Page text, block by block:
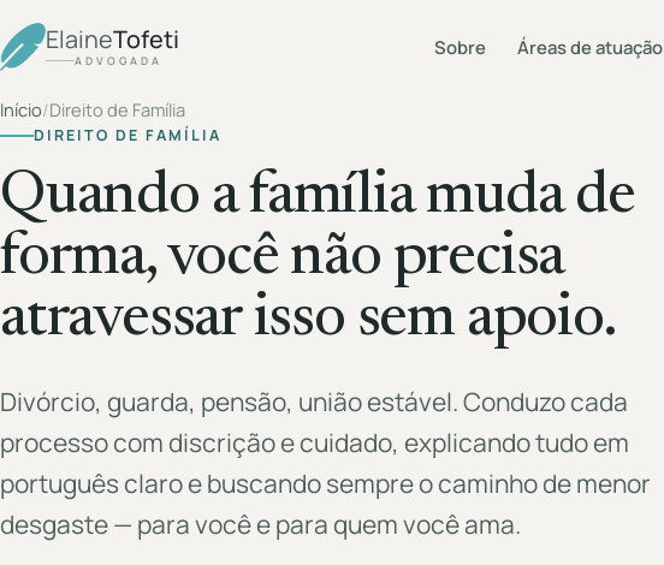
ElaineTofeti
ADVOGADA
Sobre Áreas de atuação
Início/Direito de Família
DIREITO DE FAMÍLIA
Quando a família muda de
forma, você não precisa
atravessar isso sem apoio.
Divórcio, guarda, pensão, união estável. Conduzo cada
processo com discrição e cuidado, explicando tudo em
português claro e buscando sempre o caminho de menor
desgaste — para você e para quem você ama.